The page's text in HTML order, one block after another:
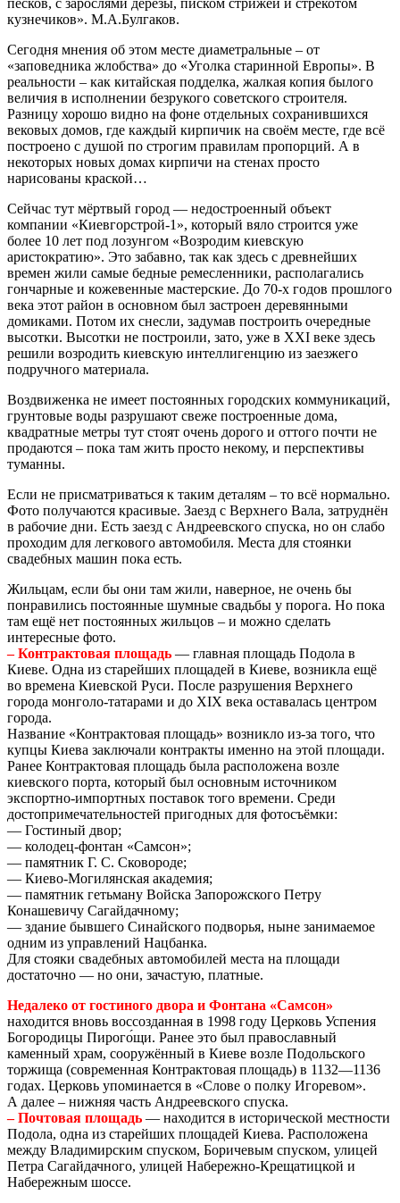
кузнечиков». М.А.Булгаков.
Сегодня мнения об этом месте диаметральные – от
«заповедника жлобства» до «Уголка старинной Европы». В
реальности – как китайская подделка, жалкая копия былого
величия в исполнении безрукого советского строителя.
Разницу хорошо видно на фоне отдельных сохранившихся
вековых домов, где каждый кирпичик на своём месте, где всё
построено с душой по строгим правилам пропорций. А в
некоторых новых домах кирпичи на стенах просто
нарисованы краской…
Сейчас тут мёртвый город — недостроенный объект
компании «Киевгорстрой-1», который вяло строится уже
более 10 лет под лозунгом «Возродим киевскую
аристократию». Это забавно, так как здесь с древнейших
времен жили самые бедные ремесленники, располагались
гончарные и кожевенные мастерские. До 70-х годов прошлого
века этот район в основном был застроен деревянными
домиками. Потом их снесли, задумав построить очередные
высотки. Высотки не построили, зато, уже в ХХІ веке здесь
решили возродить киевскую интеллигенцию из заезжего
подручного материала.
Воздвиженка не имеет постоянных городских коммуникаций,
грунтовые воды разрушают свеже построенные дома,
квадратные метры тут стоят очень дорого и оттого почти не
продаются – пока там жить просто некому, и перспективы
туманны.
Если не присматриваться к таким деталям – то всё нормально.
Фото получаются красивые. Заезд с Верхнего Вала, затруднён
в рабочие дни. Есть заезд с Андреевского спуска, но он слабо
проходим для легкового автомобиля. Места для стоянки
свадебных машин пока есть.
Жильцам, если бы они там жили, наверное, не очень бы
понравились постоянные шумные свадьбы у порога. Но пока
там ещё нет постоянных жильцов – и можно сделать
интересные фото.
– Контрактовая площадь — главная площадь Подола в
Киеве. Одна из старейших площадей в Киеве, возникла ещё
во времена Киевской Руси. После разрушения Верхнего
города монголо-татарами и до XIX века оставалась центром
города.
Название «Контрактовая площадь» возникло из-за того, что
купцы Киева заключали контракты именно на этой площади.
Ранее Контрактовая площадь была расположена возле
киевского порта, который был основным источником
экспортно-импортных поставок того времени. Среди
достопримечательностей пригодных для фотосъёмки:
— Гостиный двор;
— колодец-фонтан «Самсон»;
— памятник Г. С. Сковороде;
— Киево-Могилянская академия;
— памятник гетьману Войска Запорожского Петру
Конашевичу Сагайдачному;
— здание бывшего Синайского подворья, ныне занимаемое
одним из управлений Нацбанка.
Для стояки свадебных автомобилей места на площади
достаточно — но они, зачастую, платные.
Недалеко от гостиного двора и Фонтана «Самсон»
находится вновь воссозданная в 1998 году Церковь Успения
Богородицы Пирого́щи. Ранее это был православный
каменный храм, сооружённый в Киеве возле Подольского
торжища (современная Контрактовая площадь) в 1132—1136
годах. Церковь упоминается в «Слове о полку Игоревом».
А далее – нижняя часть Андреевского спуска.
– Почтовая площадь — находится в исторической местности
Подола, одна из старейших площадей Киева. Расположена
между Владимирским спуском, Боричевым спуском, улицей
Петра Сагайдачного, улицей Набережно-Крещатицкой и
Набережным шоссе.